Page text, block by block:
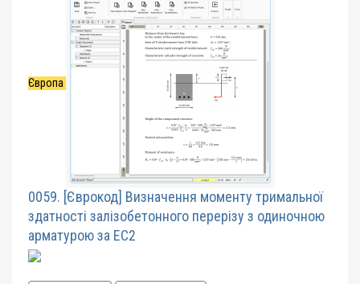
Європа
0059. [Єврокод] Визначення моменту тримальної
здатності залізобетонного перерізу з одиночною
арматурою за EC2